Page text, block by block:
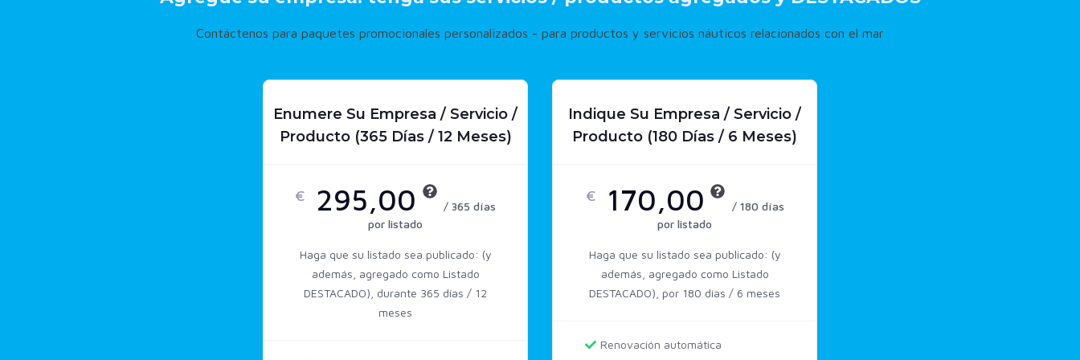
Contáctenos para paquetes promocionales personalizados - para productos y servicios náuticos relacionados con el mar
Enumere Su Empresa / Servicio /
Producto (365 Días / 12 Meses)
€ 295,00
/ 365 días
por listado
Haga que su listado sea publicado: (y
además, agregado como Listado
DESTACADO), durante 365 días / 12
meses
Indique Su Empresa / Servicio /
Producto (180 Días / 6 Meses)
€ 170,00
/ 180 días
por listado
Haga que su listado sea publicado: (y
además, agregado como Listado
DESTACADO), por 180 días / 6 meses
Renovación automática